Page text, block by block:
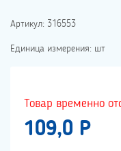
Артикул: 316553
Единица измерения: шт
Товар временно
109,0 P